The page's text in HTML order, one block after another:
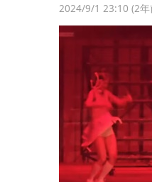
2024/9/1 23:10 (2